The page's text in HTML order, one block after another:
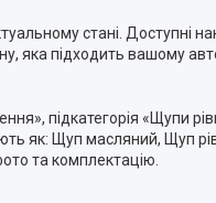
стані. Доступні
яка підходить вашому
підкатегорія «Щупи
як: Щуп масляний, Щуп
та комплектацію.